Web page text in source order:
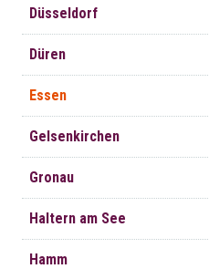
Düsseldorf
Düren
Essen
Gelsenkirchen
Gronau
Haltern am See
Hamm